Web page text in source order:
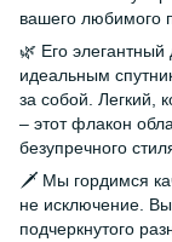
вашего любимого
🌿 Его
идеальным
за собой. Легкий,
– этот флакон
безупречного
🗡️ Мы гордимся
не исключение.
подчеркнутого